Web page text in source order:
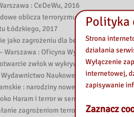
: CeDeWu, 2016
oblicza terroryzmu : ujęcie
Łódzkiego, 2017
jako zagrożeniu dla bezpieczeństwa
Warszawa : Oficyna Wydawnicza ASPRA-
zwłok w wykrywaniu przestępstw
Wydawnictwo Naukowe Uniwersytetu
: narodziny nowego kalifatu? /
Haram i terror w sercu Afryki /
zagrożeniom terrorystycznym
Polityka
Strona
działania
Wyłączenie
internetowej,
zapisywanie
Zaznacz